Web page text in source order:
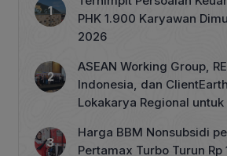
PHK 1.900 Karyawan
2026
ASEAN Working Group,
Indonesia, dan
Lokakarya Regional
Harga BBM Nonsubsidi
Pertamax Turbo Turun Rp